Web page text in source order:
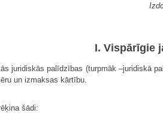
I. Vispārīgie
juridiskās palīdzības (turpmāk –juridiskā
un izmaksas kārtību.
šādi: